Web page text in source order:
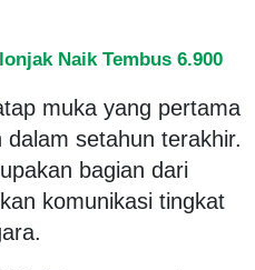
Naik Tembus 6.900
muka yang pertama
setahun terakhir.
bagian dari
komunikasi tingkat